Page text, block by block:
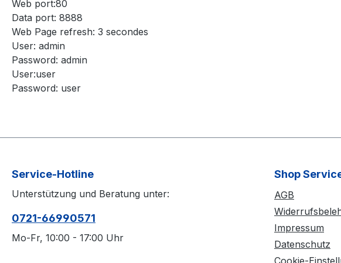
Web port:80
Data port: 8888
Web Page refresh: 3 secondes
User: admin
Password: admin
User:user
Password: user
Service-Hotline
Unterstützung und Beratung unter:
0721-66990571
Mo-Fr, 10:00 - 17:00 Uhr
Shop
AGB
Impressum
Datenschutz
Cookie-